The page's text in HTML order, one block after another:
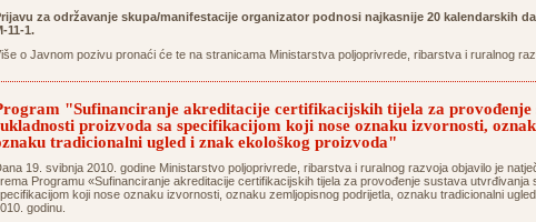
za održavanje skupa/manifestacije organizator podnosi najkasnije 20 kalendarskih
11-1.
o Javnom pozivu pronaći će te na stranicama Ministarstva poljoprivrede, ribarstva i ruralnog
"Sufinanciranje akreditacije certifikacijskih tijela za provođenje
proizvoda sa specifikacijom koji nose oznaku izvornosti,
tradicionalni ugled i znak ekološkog proizvoda"
19. svibnja 2010. godine Ministarstvo poljoprivrede, ribarstva i ruralnog razvoja objavilo je
Programu «Sufinanciranje akreditacije certifikacijskih tijela za provođenje sustava utvrđivanja
koji nose oznaku izvornosti, oznaku zemljopisnog podrijetla, oznaku tradicionalni
godinu.